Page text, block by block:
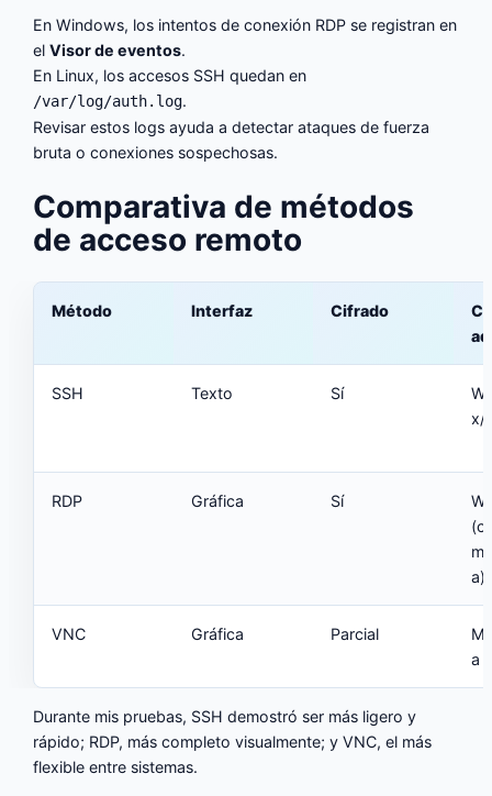
En Windows, los intentos de conexión RDP se registran en
elVisor de eventos.
En Linux, los accesos SSH quedan en
/var/log/auth.log.
Revisar estos logs ayuda a detectar ataques de fuerza
bruta o conexiones sospechosas.
Comparativa de métodos
de acceso remoto
Método Interfaz Cifrado
ad
SSH Texto Sí
x/
RDP Gráfica Sí
a)
VNC Gráfica Parcial
a
Durante mis pruebas, SSH demostró ser más ligero y
rápido; RDP, más completo visualmente; y VNC, el más
flexible entre sistemas.